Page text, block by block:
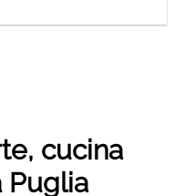
cucina
Puglia